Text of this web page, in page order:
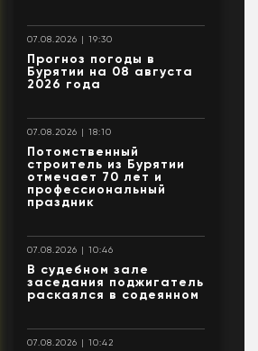
07.08.2026 | 19:30
Прогноз погоды в
Бурятии на 08 августа
2026 года
07.08.2026 | 18:10
Потомственный
строитель из Бурятии
отмечает 70 лет и
профессиональный
праздник
07.08.2026 | 10:46
В судебном зале
заседания поджигатель
раскаялся в содеянном
07.08.2026 | 10:42